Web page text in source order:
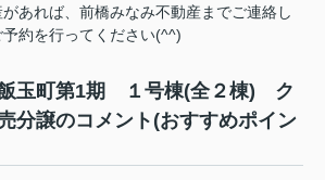
あれば、前橋みなみ不動産までご連絡し
約を行ってください(^^)
飯玉町第1期 １号棟(全２棟) ク
分譲のコメント(おすすめポイン